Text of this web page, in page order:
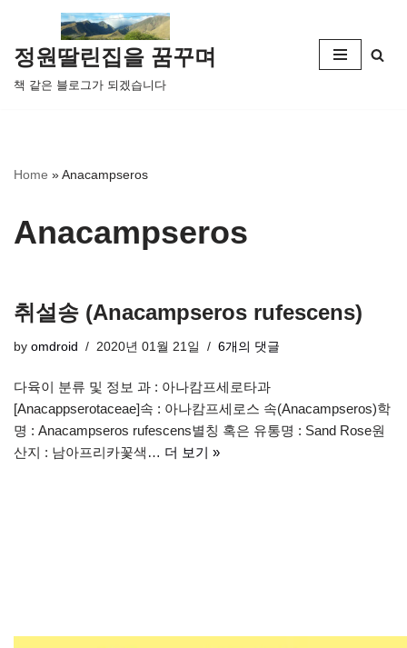
콘
텐
츠
뛰
정원딸린집을 꿈꾸며
책 같은 블로그가 되겠습니다
Home »Anacampseros
Anacampseros
취설송 (Anacampseros rufescens)
by omdroid 2020년 01월 21일 6개의 댓글
다육이 분류 및 정보 과 : 아나캄프세로타과
[Anacappserotaceae]속 : 아나캄프세로스 속(Anacampseros)학
명 : Anacampseros rufescens별칭 혹은 유통명 : Sand Rose원
산지 : 남아프리카꽃색… 더 보기 »